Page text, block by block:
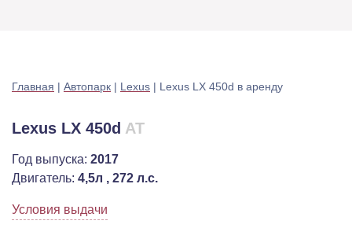
Главная | Автопарк | Lexus | Lexus LX 450d в аренду
Lexus LX 450d AT
Год выпуска: 2017
Двигатель: 4,5л , 272 л.с.
Условия выдачи